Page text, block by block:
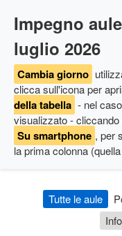
Impegno
luglio 2026
Cambia giorno
clicca sull'icona per
della tabella - nel
visualizzato -
Su smartphone , per
la prima colonna
Tutte le aule